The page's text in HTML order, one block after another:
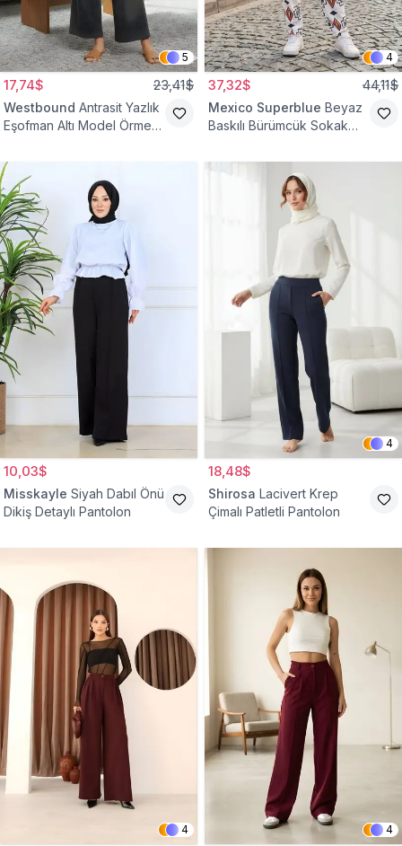
5
17,74$ 23,41$
Westbound Antrasit Yazlık
Eşofman Altı Model Örme
4
37,32$ 44,11$
Mexico Superblue Beyaz
Baskılı Bürümcük Sokak
10,03$
Misskayle Siyah Dabıl Önü
Dikiş Detaylı Pantolon
4
18,48$
Shirosa Lacivert Krep
Çimalı Patletli Pantolon
4 4